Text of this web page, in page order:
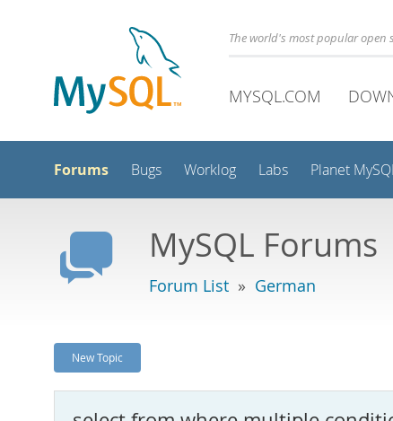
The world's most popular open
MYSQL.COM
Forums Bugs Worklog Labs Planet
MySQL Forums
Forum List » German
New Topic